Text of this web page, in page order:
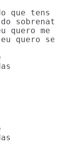
que tens
quero me
quero